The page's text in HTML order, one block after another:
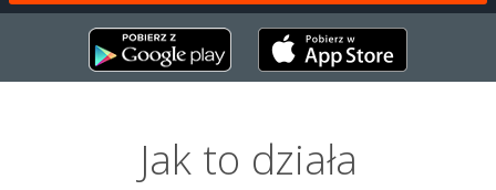
Jak to działa